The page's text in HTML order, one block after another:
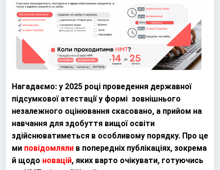
Нагадаємо: у 2025 році проведення державної
підсумкової атестації у формі зовнішнього
незалежного оцінювання скасовано, а прийом на
навчання для здобуття вищої освіти
здійснюватиметься в особливому порядку. Про це
ми повідомляли в попередніх публікаціях, зокрема
й щодо новацій, яких варто очікувати, готуючись